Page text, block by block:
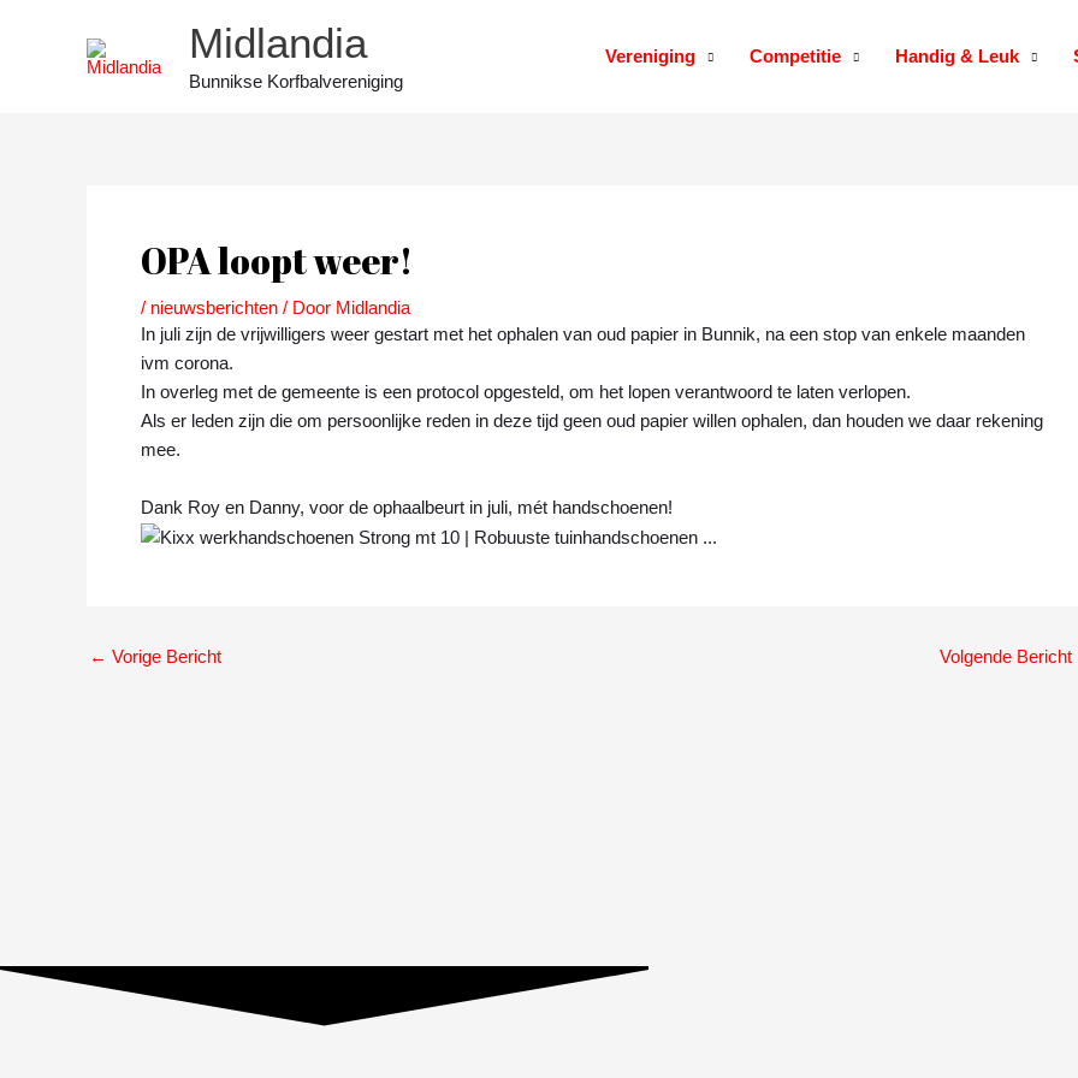
Midlandia
Bunnikse Korfbalvereniging
Vereniging Competitie Handig & Leuk
OPA loopt weer!
/ nieuwsberichten / Door Midlandia
In juli zijn de vrijwilligers weer gestart met het ophalen van oud papier in Bunnik, na een stop van enkele maanden
ivm corona.
In overleg met de gemeente is een protocol opgesteld, om het lopen verantwoord te laten verlopen.
Als er leden zijn die om persoonlijke reden in deze tijd geen oud papier willen ophalen, dan houden we daar rekening
mee.
Dank Roy en Danny, voor de ophaalbeurt in juli, mét handschoenen!
← Vorige Bericht Volgende Bericht